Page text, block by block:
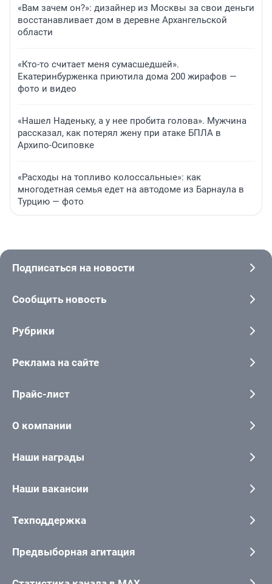
«Вам зачем он?»: дизайнер из Москвы за свои деньги
восстанавливает дом в деревне Архангельской
области
«Кто-то считает меня сумасшедшей».
Екатеринбурженка приютила дома 200 жирафов —
фото и видео
«Нашел Наденьку, а у нее пробита голова». Мужчина
рассказал, как потерял жену при атаке БПЛА в
Архипо-Осиповке
«Расходы на топливо колоссальные»: как
многодетная семья едет на автодоме из Барнаула в
Турцию — фото
Подписаться на новости
Сообщить новость
Рубрики
Реклама на сайте
Прайс-лист
О компании
Наши награды
Наши вакансии
Техподдержка
Предвыборная агитация